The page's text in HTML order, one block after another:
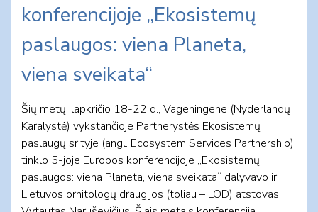
konferencijoje „Ekosistemų
paslaugos: viena Planeta,
viena sveikata“
Šių metų, lapkričio 18-22 d., Vageningene (Nyderlandų
Karalystė) vykstančioje Partnerystės Ekosistemų
paslaugų srityje (angl. Ecosystem Services Partnership)
tinklo 5-joje Europos konferencijoje „Ekosistemų
paslaugos: viena Planeta, viena sveikata“ dalyvavo ir
Lietuvos ornitologų draugijos (toliau – LOD) atstovas